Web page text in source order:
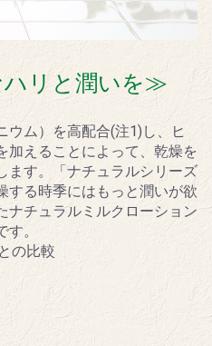
リと潤いを≫
ウム）を高配合(注1)し、ヒ
加えることによって、乾燥を
ます。「ナチュラルシリーズ
する時季にはもっと潤いが欲
ナチュラルミルクローション
。
の比較